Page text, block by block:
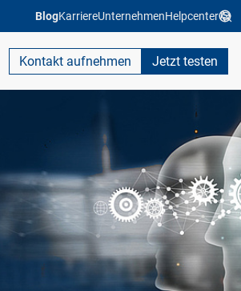
BlogKarriereUnternehmenHelpcenter
Kontakt aufnehmen Jetzt testen